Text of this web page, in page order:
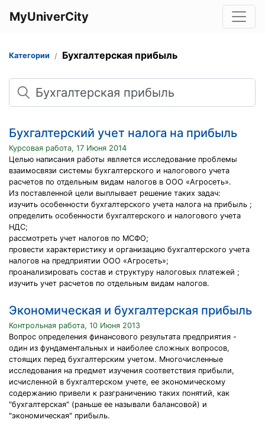
MyUniverCity
Категории Бухгалтерская прибыль
Поиск
Бухгалтерский учет налога на прибыль
Курсовая работа, 17 Июня 2014
Целью написания работы является исследование проблемы
взаимосвязи системы бухгалтерского и налогового учета
расчетов по отдельным видам налогов в ООО «Агросеть».
Из поставленной цели выплывает решение таких задач:
изучить особенности бухгалтерского учета налога на прибыль ;
определить особенности бухгалтерского и налогового учета
НДС;
рассмотреть учет налогов по МСФО;
провести характеристику и организацию бухгалтерского учета
налогов на предприятии ООО «Агросеть»;
проанализировать состав и структуру налоговых платежей ;
изучить учет расчетов по отдельным видам налогов.
Экономическая и бухгалтерская прибыль
Контрольная работа, 10 Июня 2013
Вопрос определения финансового результата предприятия -
один из фундаментальных и наиболее сложных вопросов,
стоящих перед бухгалтерским учетом. Многочисленные
исследования на предмет изучения соответствия прибыли,
исчисленной в бухгалтерском учете, ее экономическому
содержанию привели к разграничению таких понятий, как
"бухгалтерская" (раньше ее называли балансовой) и
"экономическая" прибыль.